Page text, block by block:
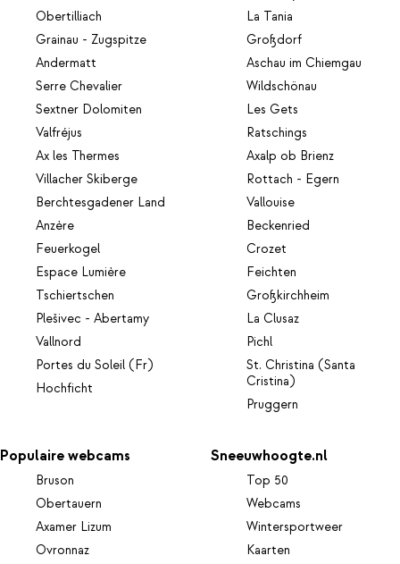
Obertilliach
Grainau - Zugspitze
Andermatt
Serre Chevalier
Sextner Dolomiten
Valfréjus
Ax les Thermes
Villacher Skiberge
Berchtesgadener Land
Anzère
Feuerkogel
Espace Lumière
Tschiertschen
Plešivec - Abertamy
Vallnord
Portes du Soleil (Fr)
Hochficht
La Tania
Großdorf
Aschau im Chiemgau
Wildschönau
Les Gets
Ratschings
Axalp ob Brienz
Rottach - Egern
Vallouise
Beckenried
Crozet
Feichten
Großkirchheim
La Clusaz
Pichl
St. Christina (Santa
Cristina)
Pruggern
Populaire webcams
Bruson
Obertauern
Axamer Lizum
Ovronnaz
Sneeuwhoogte.nl
Top 50
Webcams
Wintersportweer
Kaarten